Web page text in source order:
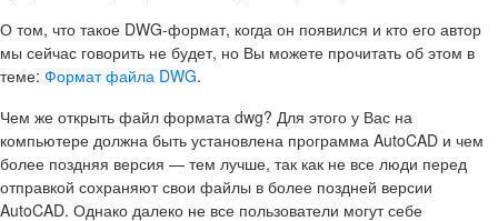
О том, что такое DWG-формат, когда он появился и кто его автор
мы сейчас говорить не будет, но Вы можете прочитать об этом в
теме: Формат файла DWG.
Чем же открыть файл формата dwg? Для этого у Вас на
компьютере должна быть установлена программа AutoCAD и чем
более поздняя версия — тем лучше, так как не все люди перед
отправкой сохраняют свои файлы в более поздней версии
AutoCAD. Однако далеко не все пользователи могут себе